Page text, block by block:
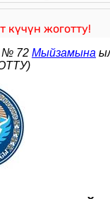
күчүн жоготту!